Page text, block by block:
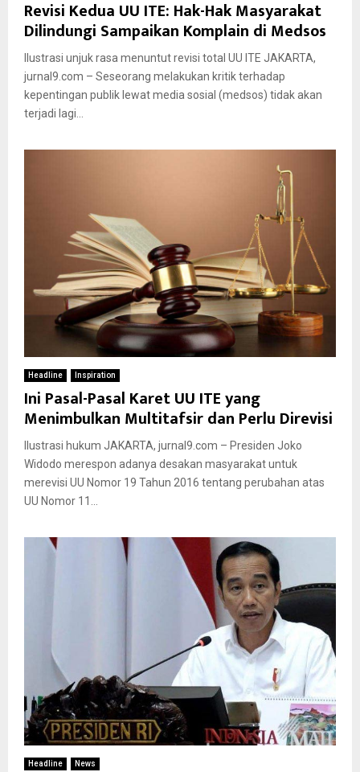
Revisi Kedua UU ITE: Hak-Hak Masyarakat
Dilindungi Sampaikan Komplain di Medsos
Ilustrasi unjuk rasa menuntut revisi total UU ITE JAKARTA,
jurnal9.com – Seseorang melakukan kritik terhadap
kepentingan publik lewat media sosial (medsos) tidak akan
terjadi lagi...
Headline Inspiration
Ini Pasal-Pasal Karet UU ITE yang
Menimbulkan Multitafsir dan Perlu Direvisi
Ilustrasi hukum JAKARTA, jurnal9.com – Presiden Joko
Widodo merespon adanya desakan masyarakat untuk
merevisi UU Nomor 19 Tahun 2016 tentang perubahan atas
UU Nomor 11...
Headline News